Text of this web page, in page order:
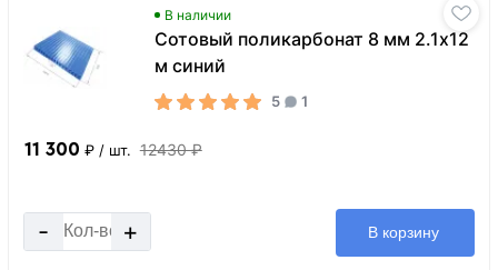
В наличии
Сотовый поликарбонат 8 мм 2.1х12
м синий
5 1
11 300 ₽ / шт. 12430 ₽
- + В корзину